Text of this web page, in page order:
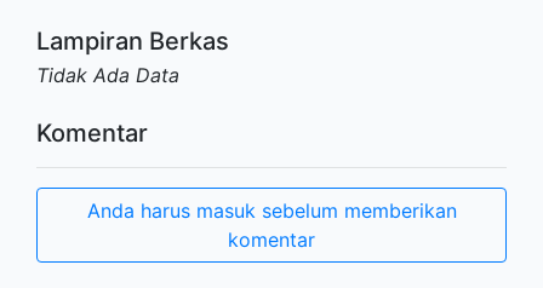
Lampiran Berkas
Tidak Ada Data
Komentar
Anda harus masuk sebelum memberikan
komentar